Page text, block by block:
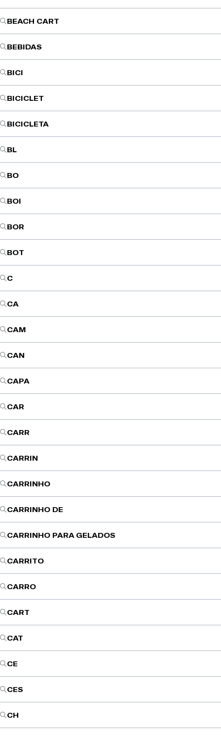
BEACH CART
BEBIDAS
BICI
BICICLET
BICICLETA
BL
BO
BOI
BOR
BOT
C
CA
CAM
CAN
CAPA
CAR
CARR
CARRIN
CARRINHO
CARRINHO DE
CARRINHO PARA GELADOS
CARRITO
CARRO
CART
CAT
CE
CES
CH